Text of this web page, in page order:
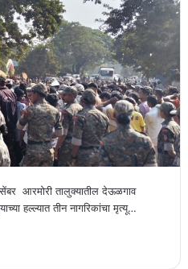
आरमोरी तालुक्यातील देऊळगाव
हल्ल्यात तीन नागरिकांचा मृत्यू…